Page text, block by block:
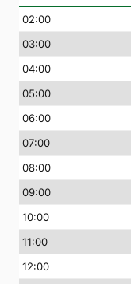
02:00
03:00
04:00
05:00
06:00
07:00
08:00
09:00
10:00
11:00
12:00